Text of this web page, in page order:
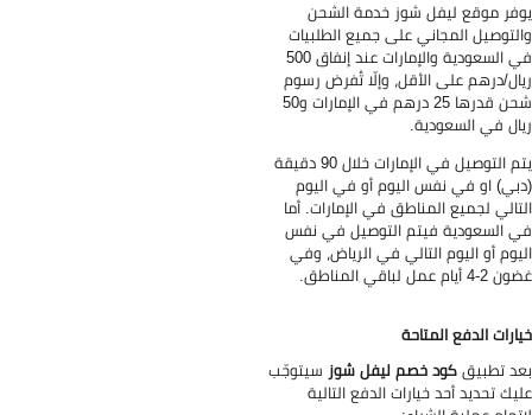
موقع ليفل شوز خدمة الشحن
المجاني على جميع الطلبيات
في السعودية والإمارات عند إنفاق 500
درهم على الأقل، وإلّا تُفرض رسوم
شحن قدرها 25 درهم في الإمارات و50
في السعودية.
يتم التوصيل في الإمارات خلال 90 دقيقة
او في نفس اليوم أو في اليوم
لجميع المناطق في الإمارات. أما
السعودية فيتم التوصيل في نفس
أو اليوم التالي في الرياض، وفي
عمل لباقي المناطق.
الدفع المتاحة
تطبيقكود خصم ليفل شوزسيتوجّب
تحديد أحد خيارات الدفع التالية